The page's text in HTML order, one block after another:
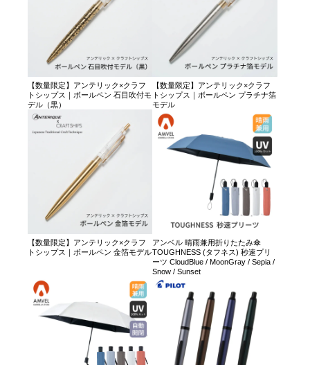
【数量限定】アンテリック×クラフ
トシップス｜ボールペン 石目吹付モ
デル（黒）
【数量限定】アンテリック×クラフ
トシップス｜ボールペン プラチナ箔
モデル
【数量限定】アンテリック×クラフ
トシップス｜ボールペン 金箔モデル
アンベル 晴雨兼用折りたたみ傘
TOUGHNESS (タフネス) 秒速プリ
ーツ CloudBlue / MoonGray / Sepia /
Snow / Sunset